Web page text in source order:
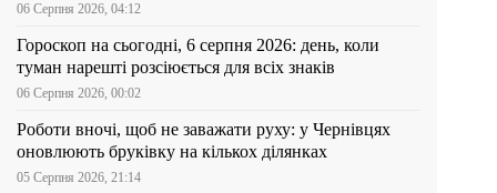
06 Серпня 2026, 04:12
Гороскоп на сьогодні, 6 серпня 2026: день, коли
туман нарешті розсіюється для всіх знаків
06 Серпня 2026, 00:02
Роботи вночі, щоб не заважати руху: у Чернівцях
оновлюють бруківку на кількох ділянках
05 Серпня 2026, 21:14